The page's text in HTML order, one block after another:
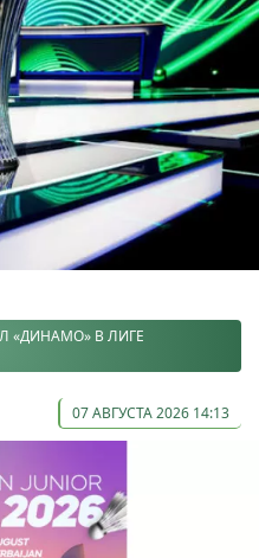
«ДИНАМО» В ЛИГЕ
07 АВГУСТА 2026 14:13